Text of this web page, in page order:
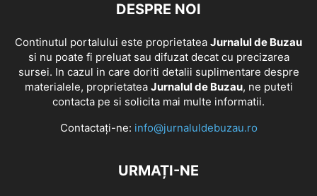
DESPRE NOI
Continutul portalului este proprietatea Jurnalul de Buzau
si nu poate fi preluat sau difuzat decat cu precizarea
sursei. In cazul in care doriti detalii suplimentare despre
materialele, proprietatea Jurnalul de Buzau, ne puteti
contacta pe si solicita mai multe informatii.
Contactați-ne: info@jurnaluldebuzau.ro
URMAȚI-NE